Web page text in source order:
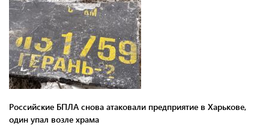
Российские БПЛА снова атаковали предприятие в Харькове,
один упал возле храма